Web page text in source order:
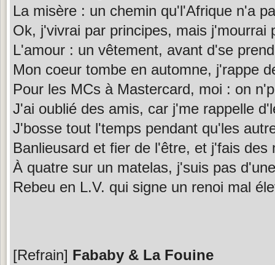
La misère : un chemin qu'l'Afrique n'a
Ok, j'vivrai par principes, mais j'mourrai
L'amour : un vêtement, avant d'se
Mon coeur tombe en automne, j'rappe
Pour les MCs à Mastercard, moi : on
J'ai oublié des amis, car j'me rappelle
J'bosse tout l'temps pendant qu'les
Banlieusard et fier de l'être, et j'fais des
À quatre sur un matelas, j'suis pas
Rebeu en L.V. qui signe un renoi mal
[Refrain] Fababy & La Fouine